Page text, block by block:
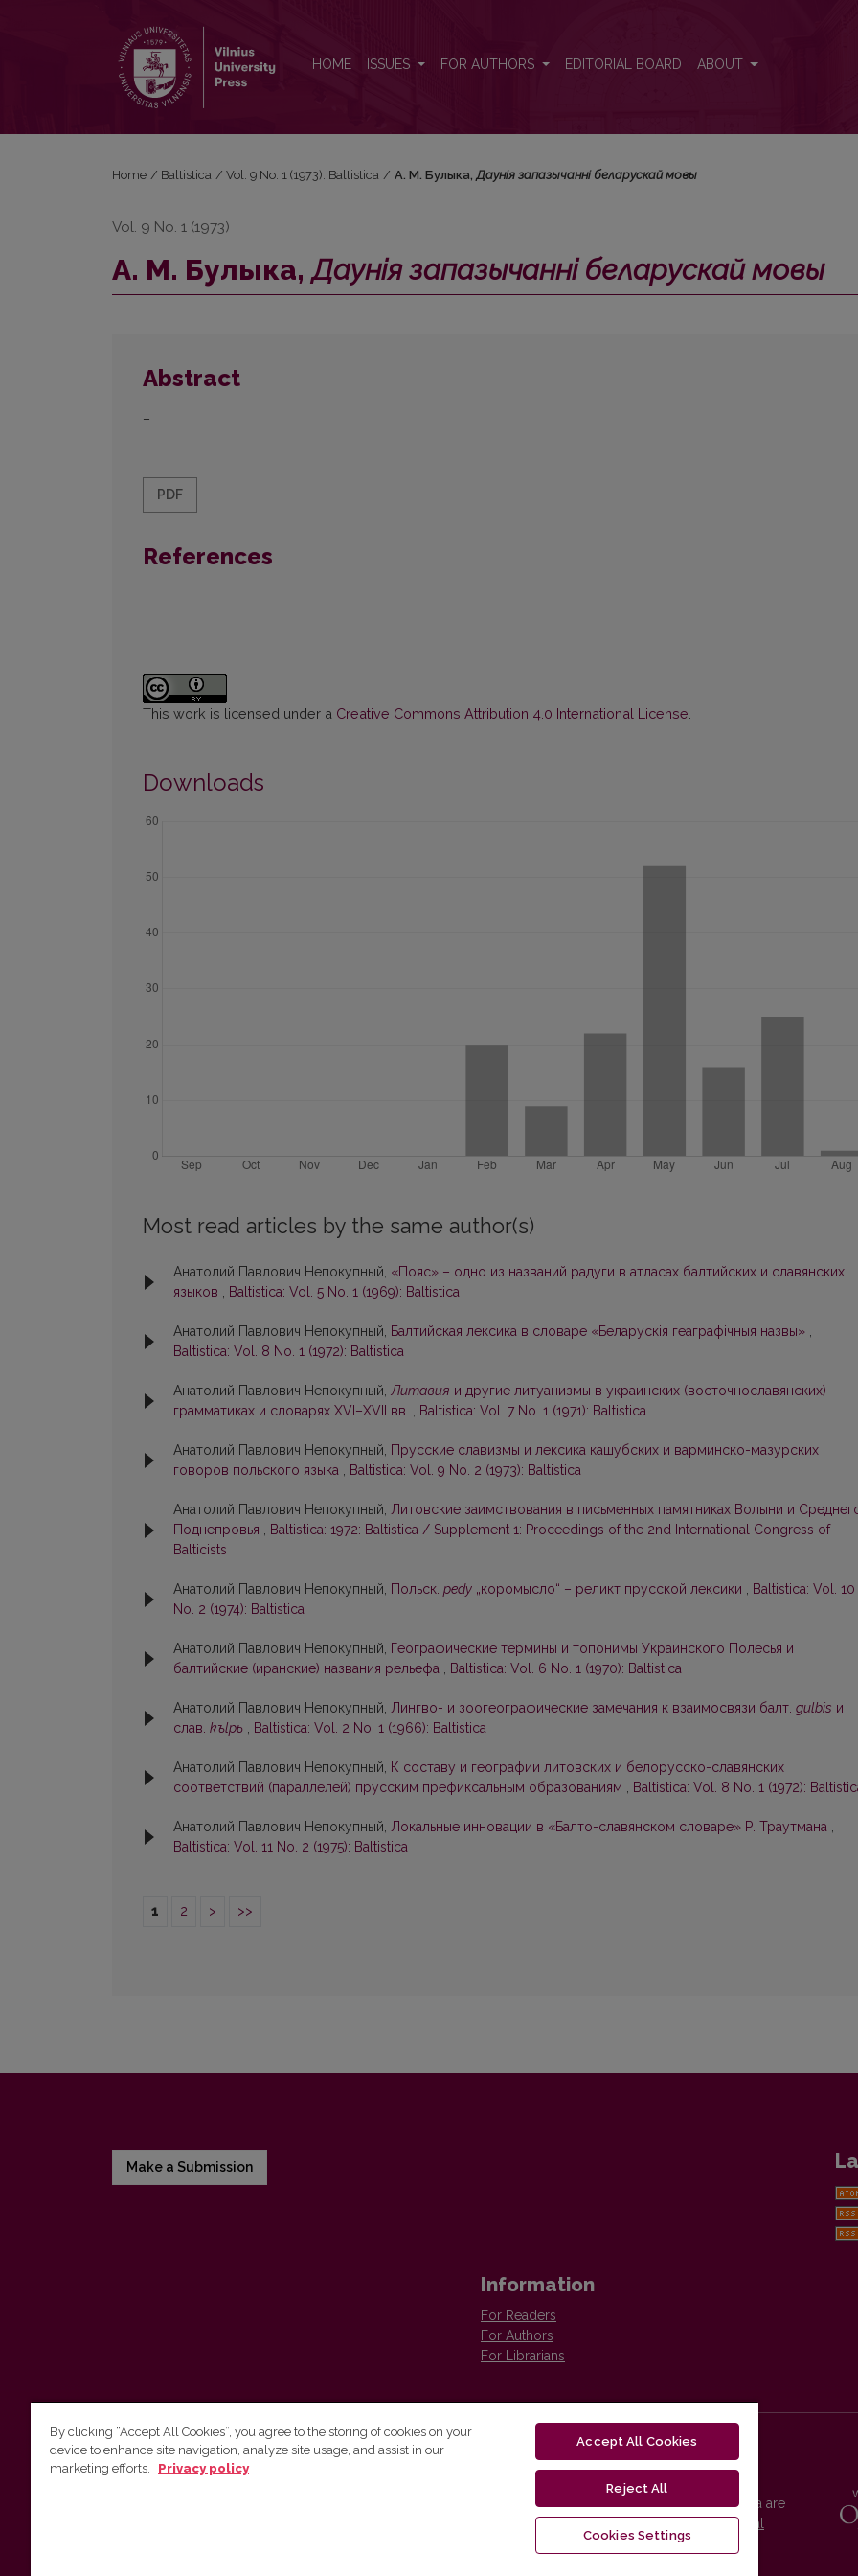
HOME ISSUES FOR AUTHORS EDITORIAL BOARD ABOUT
Home / Baltistica / Vol. 9 No. 1 (1973): Baltistica / А. М. Булыка, Даунія запазычанні беларускай мовы
Vol. 9 No. 1 (1973)
А. М. Булыка,Даунія запазычанні беларускай мовы
Abstract
–
PDF
References
This work is licensed under a Creative Commons Attribution 4.0 International License
Downloads
Most read articles by the same author(s)
Анатолий Павлович Непокупный, «Пояс» – одно из названий радуги в атласах балтийских и славянских
языков , Baltistica: Vol. 5 No. 1 (1969): Baltistica
Анатолий Павлович Непокупный, Балтийская лексика в словаре «Беларускія геаграфічныя назвы» ,
Baltistica: Vol. 8 No. 1 (1972): Baltistica
Анатолий Павлович Непокупный, Литавия и другие литуанизмы в украинских (восточнославянских)
грамматиках и словарях XVI–XVII вв. , Baltistica: Vol. 7 No. 1 (1971): Baltistica
Анатолий Павлович Непокупный, Прусские славизмы и лексика кашубских и варминско-мазурских
говоров польского языка , Baltistica: Vol. 9 No. 2 (1973): Baltistica
Анатолий Павлович Непокупный, Литовские заимствования в письменных памятниках Волыни и
Поднепровья , Baltistica: 1972: Baltistica / Supplement 1: Proceedings of the 2nd International Congress of
Balticists
Анатолий Павлович Непокупный, Польск. pedy „коромысло“ – реликт прусской лексики , Baltistica: Vol. 10
No. 2 (1974): Baltistica
Анатолий Павлович Непокупный, Географические термины и топонимы Украинского Полесья и
балтийские (иранские) названия рельефа , Baltistica: Vol. 6 No. 1 (1970): Baltistica
Анатолий Павлович Непокупный, Лингво- и зоогеографические замечания к взаимосвязи балт. gulbis и
слав. kъlpь , Baltistica: Vol. 2 No. 1 (1966): Baltistica
Анатолий Павлович Непокупный, К составу и географии литовских и белорусско-славянских
соответствий (параллелей) прусским префиксальным образованиям , Baltistica: Vol. 8 No. 1 (1972):
Анатолий Павлович Непокупный, Локальные инновации в «Балто-славянском словаре» Р. Траутмана ,
Baltistica: Vol. 11 No. 2 (1975): Baltistica
1 2 > >>
Make a Submission
Information
For Readers
For Authors
For Librarians
Vilnius University Press
Vilnius University Press platform and metadata are
distributed by
Creative Commons International
By clicking “Accept All Cookies”, you agree to the storing of cookies on your
device to enhance site navigation, analyze site usage, and assist in our
marketing efforts.
Privacy policy
Accept All Cookies
Reject All
Cookies Settings